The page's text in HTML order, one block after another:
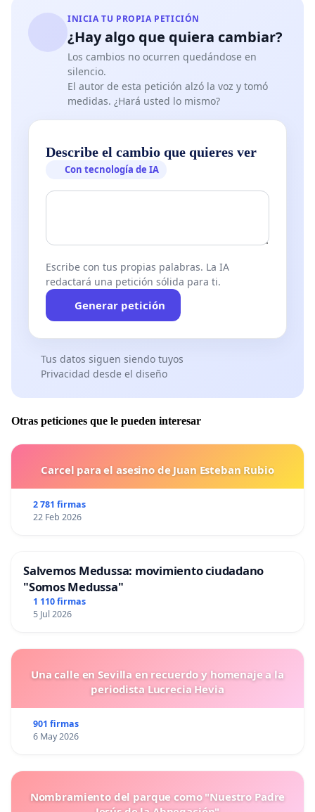
INICIA TU PROPIA PETICIÓN
¿Hay algo que quiera cambiar?
Los cambios no ocurren quedándose en
silencio.
El autor de esta petición alzó la voz y tomó
medidas. ¿Hará usted lo mismo?
Describe el cambio que quieres ver
Con tecnología de IA
Escribe con tus propias palabras. La IA
redactará una petición sólida para ti.
Generar petición
Tus datos siguen siendo tuyos
Privacidad desde el diseño
Otras peticiones que le pueden interesar
Carcel para el asesino de Juan Esteban Rubio
2 781 firmas
22 Feb 2026
Salvemos Medussa: movimiento ciudadano
"Somos Medussa"
1 110 firmas
5 Jul 2026
Una calle en Sevilla en recuerdo y homenaje a la
periodista Lucrecia Hevia
901 firmas
6 May 2026
Nombramiento del parque como "Nuestro Padre